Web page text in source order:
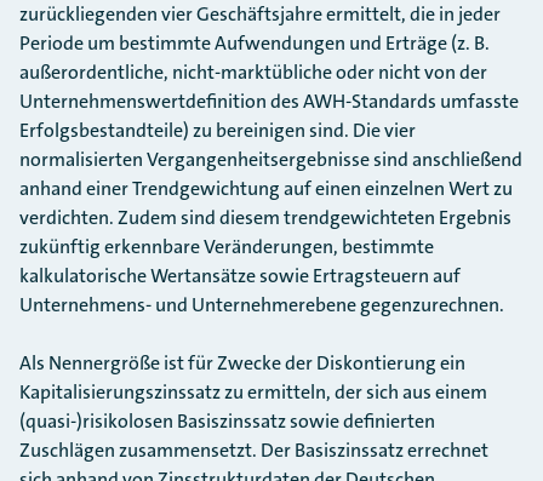
zurückliegenden vier Geschäftsjahre ermittelt, die in jeder
Periode um bestimmte Aufwendungen und Erträge (z. B.
außerordentliche, nicht-marktübliche oder nicht von der
Unternehmenswertdefinition des AWH-Standards umfasste
Erfolgsbestandteile) zu bereinigen sind. Die vier
normalisierten Vergangenheitsergebnisse sind anschließend
anhand einer Trendgewichtung auf einen einzelnen Wert zu
verdichten. Zudem sind diesem trendgewichteten Ergebnis
zukünftig erkennbare Veränderungen, bestimmte
kalkulatorische Wertansätze sowie Ertragsteuern auf
Unternehmens- und Unternehmerebene gegenzurechnen.
Als Nennergröße ist für Zwecke der Diskontierung ein
Kapitalisierungszinssatz zu ermitteln, der sich aus einem
(quasi-)risikolosen Basiszinssatz sowie definierten
Zuschlägen zusammensetzt. Der Basiszinssatz errechnet